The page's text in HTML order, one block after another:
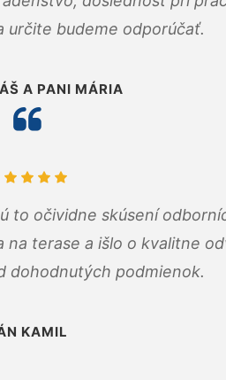
určite budeme odporúčať.
A PANI MÁRIA
to očividne skúsení
terase a išlo o kvalitne
dohodnutých podmienok.
KAMIL